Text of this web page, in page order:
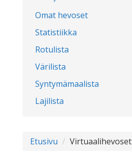
Omat hevoset
Statistiikka
Rotulista
Värilista
Syntymämaalista
Lajilista
Etusivu Virtuaalihevoset